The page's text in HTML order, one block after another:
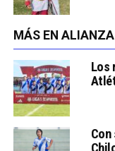
MÁS EN
Los
Con